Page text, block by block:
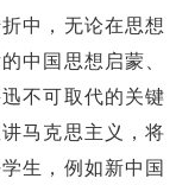
中，无论在思想
中国思想启蒙、
不可取代的关键
马克思主义，将
生，例如新中国